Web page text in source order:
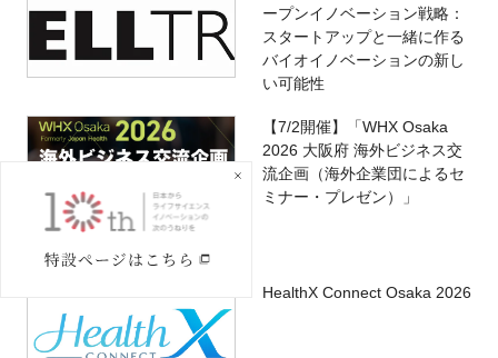
ープンイノベーション戦略：
スタートアップと一緒に作る
バイオイノベーションの新し
い可能性
【7/2開催】「WHX Osaka
2026 大阪府 海外ビジネス交
流企画（海外企業団によるセ
ミナー・プレゼン）」
HealthX Connect Osaka 2026